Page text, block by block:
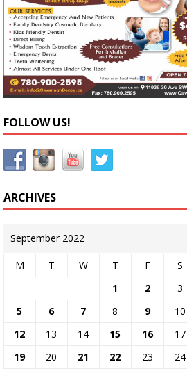
FOLLOW US!
ARCHIVES
September 2022
M T W T F S
1
2 3
5
6 7 8 9 10
12
13 14 15 16 17
19
20 21 22 23 24